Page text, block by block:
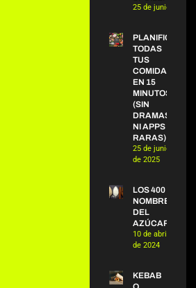
25 de junio de
PLANIFICA
TODAS
TUS
COMIDAS
EN 15
MINUTOS
(SIN
DRAMAS
NI APPS
RARAS)
25 de junio
de 2025
LOS 400
NOMBRES
DEL
AZÚCAR
10 de abril
de 2024
KEBAB